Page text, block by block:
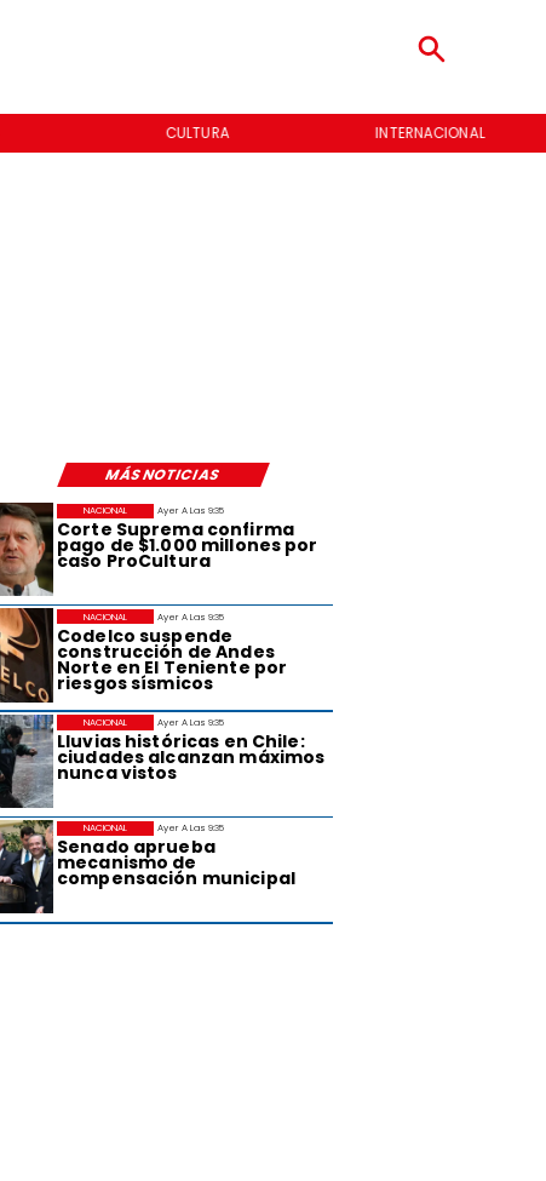
CULTURA INTERNACIONAL
MÁS NOTICIAS
Ayer A Las 9:35
Corte Suprema confirma
pago de $1.000 millones por
caso ProCultura
NACIONAL
Ayer A Las 9:35
Codelco suspende
construcción de Andes
Norte en El Teniente por
riesgos sísmicos
NACIONAL
Ayer A Las 9:35
Lluvias históricas en Chile:
ciudades alcanzan máximos
nunca vistos
NACIONAL
Ayer A Las 9:35
Senado aprueba
mecanismo de
compensación municipal
NACIONAL